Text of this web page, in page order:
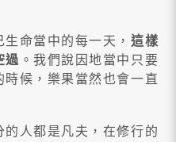
生命當中的每一天，這樣
過 。我們說因地當中只要
候，樂果當然也會一直
人都是凡夫，在修行的